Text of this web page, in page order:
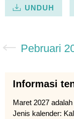
UNDUH
Pebruari
Informasi
Maret 2027
Jenis kalender: